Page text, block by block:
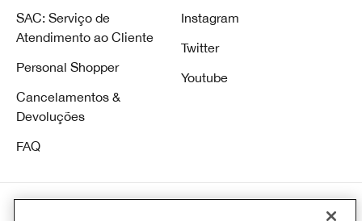
SAC: Serviço de
Atendimento ao Cliente
Personal Shopper
Cancelamentos &
Devoluções
FAQ
Instagram
Twitter
Youtube